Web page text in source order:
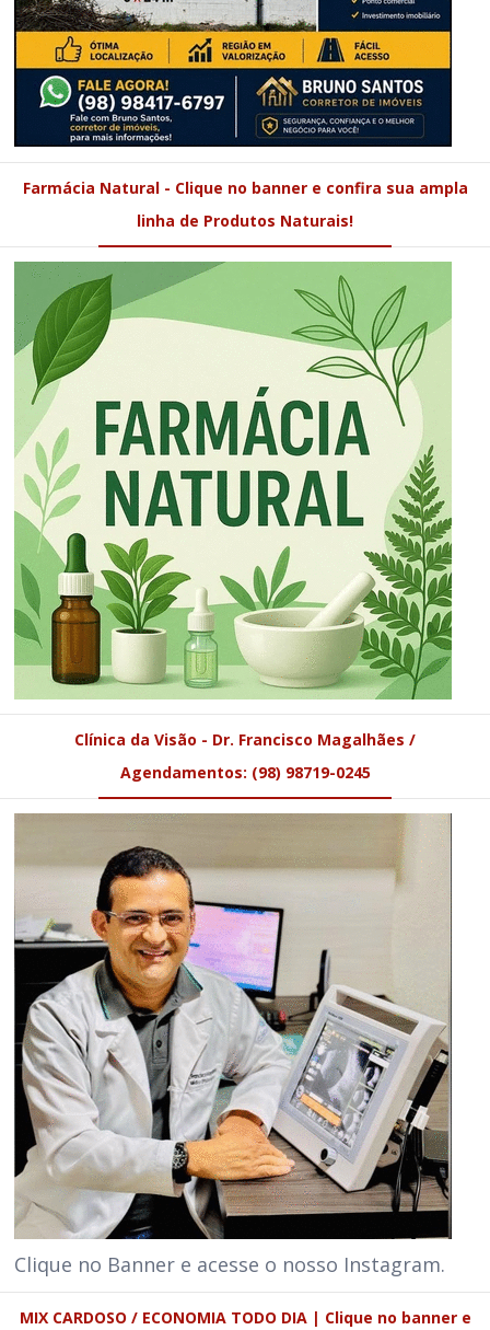
Farmácia Natural - Clique no banner e confira sua ampla
linha de Produtos Naturais!
Clínica da Visão - Dr. Francisco Magalhães /
Agendamentos: (98) 98719-0245
Clique no Banner e acesse o nosso Instagram.
MIX CARDOSO / ECONOMIA TODO DIA | Clique no banner e